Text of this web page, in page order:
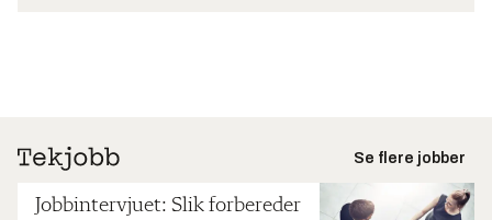
Se flere jobber
Jobbintervjuet: Slik forbereder